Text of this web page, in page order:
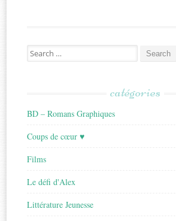
Search
for:
catégories
BD – Romans Graphiques
Coups de cœur ♥
Films
Le défi d'Alex
Littérature Jeunesse